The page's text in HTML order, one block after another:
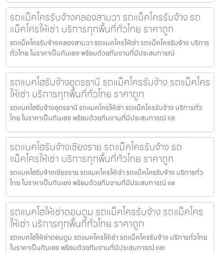
รถแม็คโครรับจ้างคลองสามวา รถแม็คโครรับจ้าง รถ
แม็คโครให้เช่า บริการทุกพื้นที่ทั่วไทย ราคาถูก
รถแม็คโครรับจ้างคลองสามวา รถแมคโครให้เช่า รถแม็คโครรับจ้าง บริการ
ทั่วไทย ในราคาเป็นกันเอง พร้อมด้วยทีมงานที่มีประสบการณ์
รถแบคโฮรับจ้างอุดรธานี รถแม็คโครรับจ้าง รถแม็คโคร
ให้เช่า บริการทุกพื้นที่ทั่วไทย ราคาถูก
รถแบคโฮรับจ้างอุดรธานี รถแมคโครให้เช่า รถแม็คโครรับจ้าง บริการทั่ว
ไทย ในราคาเป็นกันเอง พร้อมด้วยทีมงานที่มีประสบการณ์ แล
รถแบคโฮรับจ้างเชียงราย รถแม็คโครรับจ้าง รถ
แม็คโครให้เช่า บริการทุกพื้นที่ทั่วไทย ราคาถูก
รถแบคโฮรับจ้างเชียงราย รถแมคโครให้เช่า รถแม็คโครรับจ้าง บริการทั่ว
ไทย ในราคาเป็นกันเอง พร้อมด้วยทีมงานที่มีประสบการณ์ แล
รถแบคโฮให้เช่าดอนตูม รถแม็คโครรับจ้าง รถแม็คโคร
ให้เช่า บริการทุกพื้นที่ทั่วไทย ราคาถูก
รถแบคโฮให้เช่าดอนตูม รถแมคโครให้เช่า รถแม็คโครรับจ้าง บริการทั่วไทย
ในราคาเป็นกันเอง พร้อมด้วยทีมงานที่มีประสบการณ์ และ